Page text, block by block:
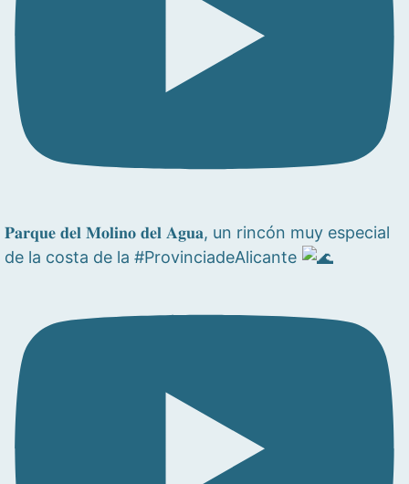
𝐏𝐚𝐫𝐪𝐮𝐞 𝐝𝐞𝐥 𝐌𝐨𝐥𝐢𝐧𝐨 𝐝𝐞𝐥 𝐀𝐠𝐮𝐚, un rincón muy especial
de la costa de la #ProvinciadeAlicante